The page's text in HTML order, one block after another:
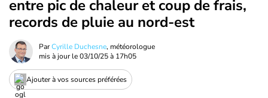
entre pic de chaleur et coup de frais,
records de pluie au nord-est
ParCyrille Duchesne, météorologue
mis à jour le03/10/25 à 17h05
Ajouter à vos sources préférées